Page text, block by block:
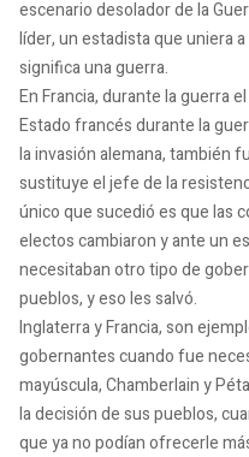
escenario desolador de la
líder, un estadista que uniera
significa una guerra.
En Francia, durante la guerra
Estado francés durante la
la invasión alemana, también
sustituye el jefe de la
único que sucedió es que las
electos cambiaron y ante un
necesitaban otro tipo de
pueblos, y eso les salvó.
Inglaterra y Francia, son
gobernantes cuando fue
mayúscula, Chamberlain y
la decisión de sus pueblos,
que ya no podían ofrecerle